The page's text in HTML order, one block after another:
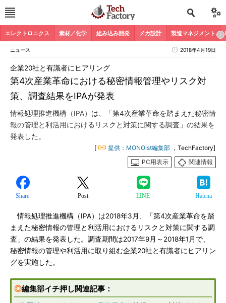
エレクトロニクス 素材／化学 組み込み開発 メカ設計 製造マネジメント
ニュース 2018年4月19日
第4次産業革命における秘密情報管理やリスク対
策、調査結果をIPAが発表
企業20社と有識者にヒアリング
情報処理推進機構（IPA）は、「第4次産業革命を踏まえた秘密情
報の管理と利活用におけるリスクと対策に関する調査」の結果を
発表した。
[ 提供：MONOist編集部 ，TechFactory]
PC用表示
関連情報
Share Post LINE Hatena
情報処理推進機構（IPA）は2018年3月、「第4次産業革命を踏
まえた秘密情報の管理と利活用におけるリスクと対策に関する調
査」の結果を発表した。調査期間は2017年9月～2018年1月で、
秘密情報の管理や利活用に取り組む企業20社と有識者にヒアリン
グを実施した。
◎編集部イチ押し関連記事：